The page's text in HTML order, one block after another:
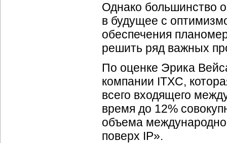
Однако большинство
в будущее с
обеспечения
решить ряд важных
По оценке Эрика
компании ITXC,
всего входящего
время до 12%
объема
поверх IP».